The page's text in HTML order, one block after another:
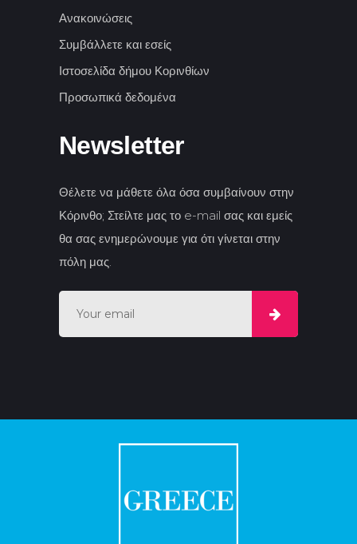
Ανακοινώσεις
Συμβάλλετε και εσείς
Ιστοσελίδα δήμου Κορινθίων
Προσωπικά δεδομένα
Newsletter
Θέλετε να μάθετε όλα όσα συμβαίνουν στην
Κόρινθο; Στείλτε μας το e-mail σας και εμείς
θα σας ενημερώνουμε για ότι γίνεται στην
πόλη μας.